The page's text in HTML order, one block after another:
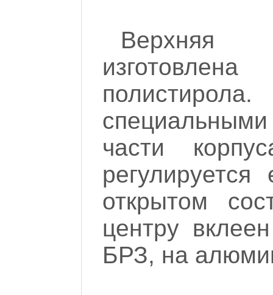
Верхняя
специальными
части
открытом
центру
БРЗ, на